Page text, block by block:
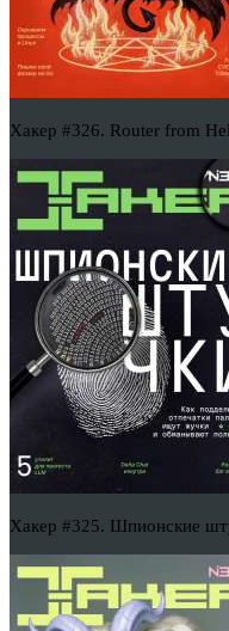
Хакер #326. Router from
Хакер #325. Шпионские